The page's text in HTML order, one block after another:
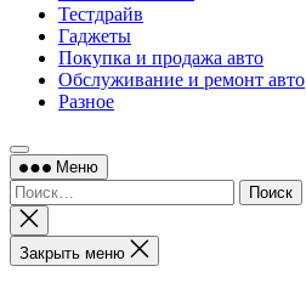
Тестдрайв
Гаджеты
Покупка и продажа авто
Обслуживание и ремонт авто
Разное
Меню
Найти:
Закрыть
поиск
Закрыть меню